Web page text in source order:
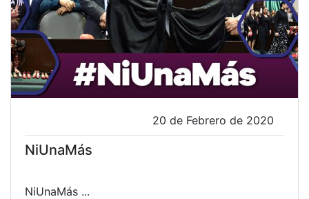
20 de Febrero de 2020
NiUnaMás
NiUnaMás ...